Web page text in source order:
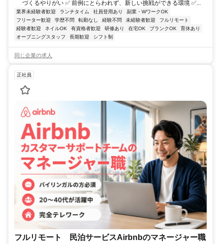
づくるやりがい ✅ 前例にとらわれず、新しい挑戦ができる環境 ✅...
業界未経験者歓迎 ランチタイム 社員登用あり
副業・WワークOK
フリーター歓迎
学歴不問 転勤なし 経験不問 未経験者歓迎
フルリモート
経験者歓迎
ネイルOK 有資格者歓迎 研修あり 在宅OK ブランクOK
育休あり
オープニングスタッフ
長期歓迎 シフト制
同じ企業の求人
正社員
フルリモート 民泊サービスAirbnbのマネージャー職